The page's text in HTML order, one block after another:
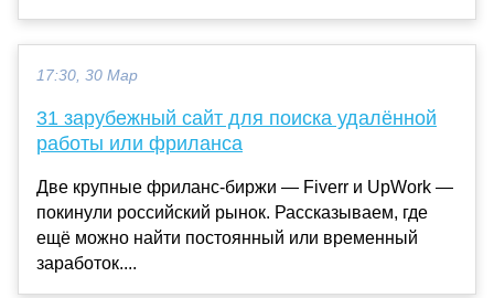
17:30, 30 Мар
31 зарубежный сайт для поиска удалённой
работы или фриланса
Две крупные фриланс-биржи — Fiverr и UpWork —
покинули российский рынок. Рассказываем, где
ещё можно найти постоянный или временный
заработок....